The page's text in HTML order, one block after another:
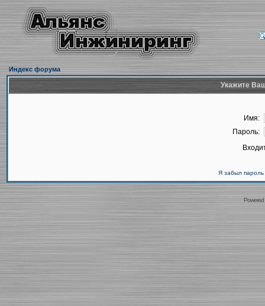
Индекс форума
Укажите
Имя:
Пароль:
Я забыл пароль